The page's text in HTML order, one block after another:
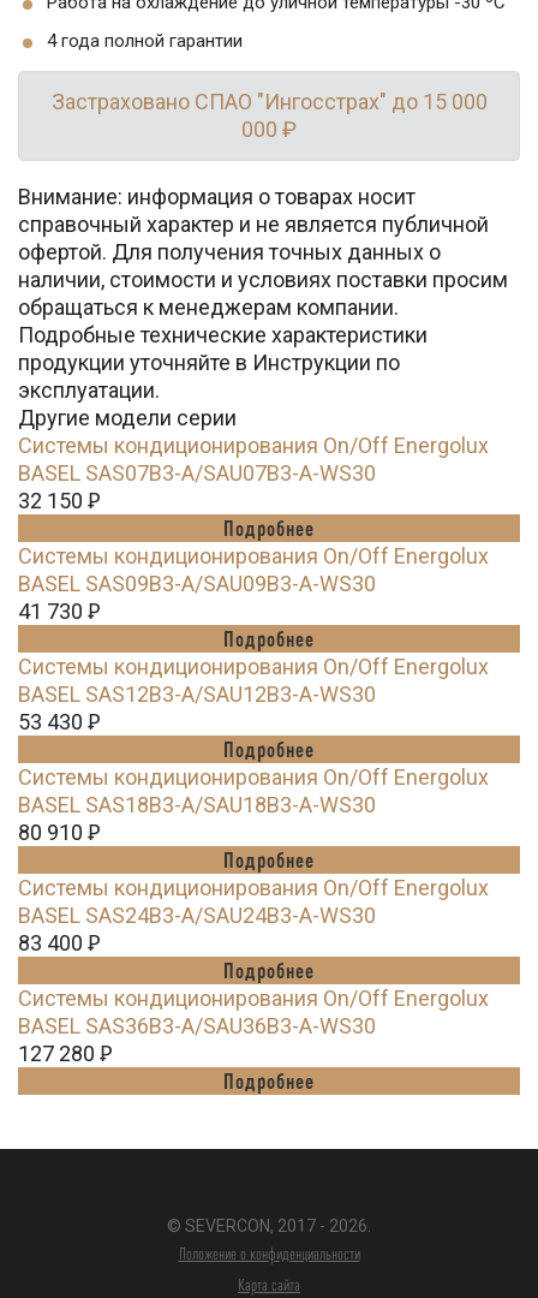
4 года полной гарантии
Застраховано СПАО "Ингосстрах" до 15 000
000 ₽
Внимание: информация о товарах носит
справочный характер и не является публичной
офертой. Для получения точных данных о
наличии, стоимости и условиях поставки просим
обращаться к менеджерам компании.
Подробные технические характеристики
продукции уточняйте в Инструкции по
эксплуатации.
Другие модели серии
Системы кондиционирования On/Off Energolux
BASEL SAS07B3-A/SAU07B3-A-WS30
32 150 Ꝑ
Подробнее
Системы кондиционирования On/Off Energolux
BASEL SAS09B3-A/SAU09B3-A-WS30
41 730 Ꝑ
Подробнее
Системы кондиционирования On/Off Energolux
BASEL SAS12B3-A/SAU12B3-A-WS30
53 430 Ꝑ
Подробнее
Системы кондиционирования On/Off Energolux
BASEL SAS18B3-A/SAU18B3-A-WS30
80 910 Ꝑ
Подробнее
Системы кондиционирования On/Off Energolux
BASEL SAS24B3-A/SAU24B3-A-WS30
83 400 Ꝑ
Подробнее
Системы кондиционирования On/Off Energolux
BASEL SAS36B3-A/SAU36B3-A-WS30
127 280 Ꝑ
Подробнее
© SEVERCON, 2017 - 2026.
Положение о конфиденциальности
Карта сайта